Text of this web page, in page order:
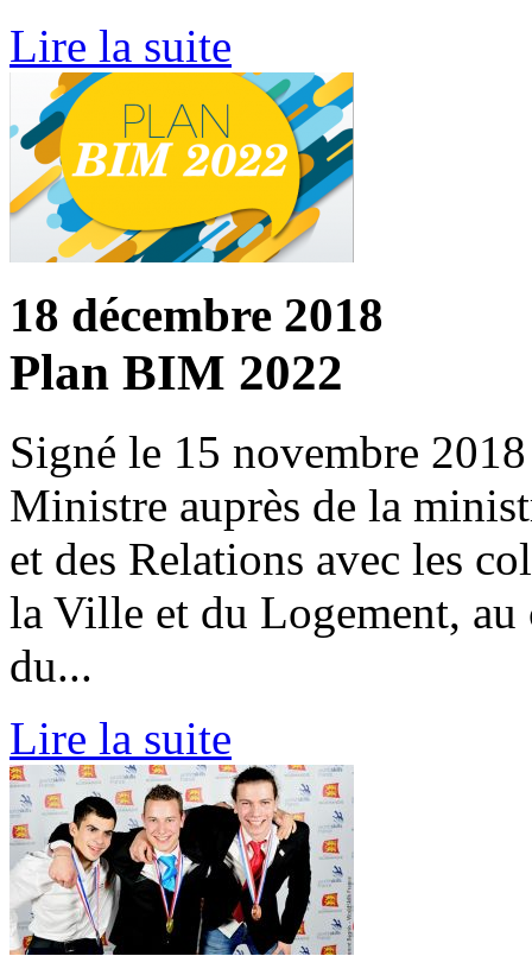
Lire la suite
18 décembre 2018
Plan BIM 2022
Signé le 15 novembre
Ministre auprès de la
et des Relations avec les
la Ville et du Logement, au
du...
Lire la suite